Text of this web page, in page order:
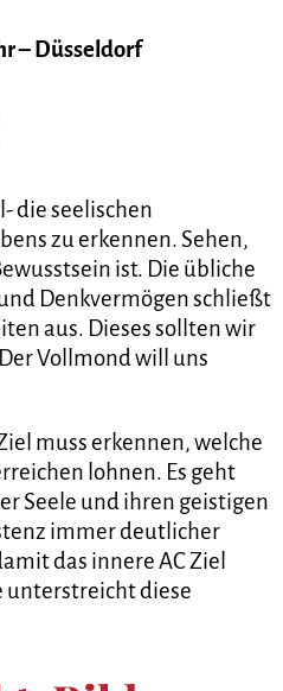
– Düsseldorf
die seelischen
zu erkennen. Sehen,
ist. Die übliche
Denkvermögen schließt
aus. Dieses sollten wir
Vollmond will uns
muss erkennen, welche
lohnen. Es geht
Seele und ihren geistigen
immer deutlicher
das innere AC Ziel
unterstreicht diese